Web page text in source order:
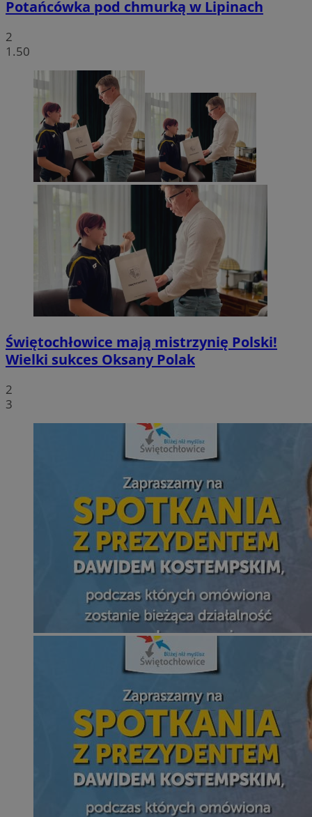
Potańcówka pod chmurką w Lipinach
2
1.50
Świętochłowice mają mistrzynię Polski!
Wielki sukces Oksany Polak
2
3